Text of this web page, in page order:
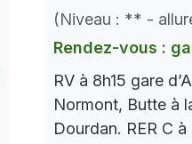
(Niveau : ** -
Rendez-vous :
RV à 8h15 gare
Normont, Butte à
Dourdan. RER C